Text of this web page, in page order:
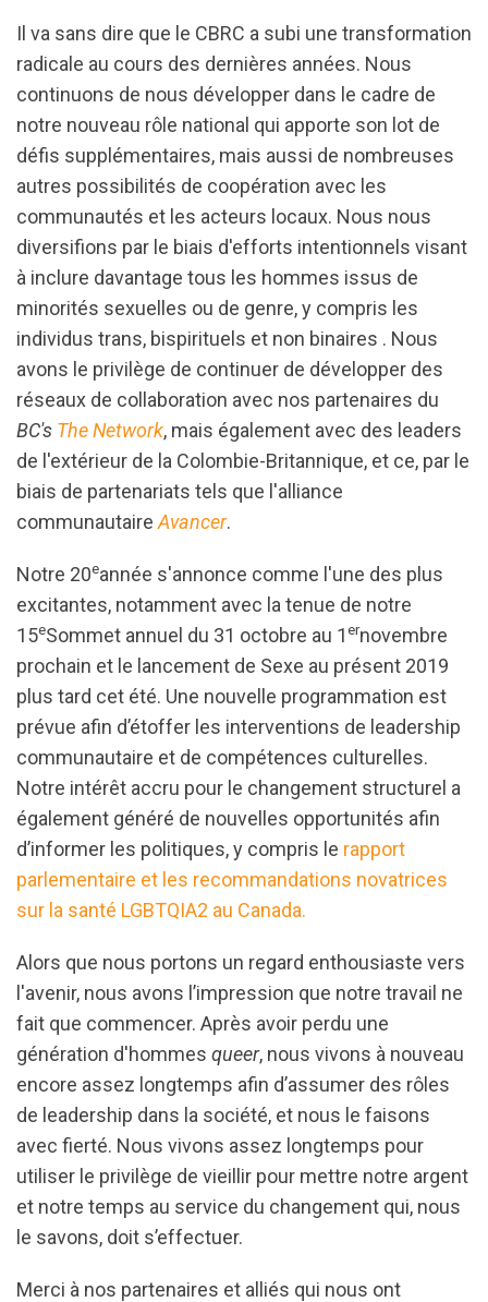
Il va sans dire que le CBRC a subi une transformation
radicale au cours des dernières années. Nous
continuons de nous développer dans le cadre de
notre nouveau rôle national qui apporte son lot de
défis supplémentaires, mais aussi de nombreuses
autres possibilités de coopération avec les
communautés et les acteurs locaux. Nous nous
diversifions par le biais d'efforts intentionnels visant
à inclure davantage tous les hommes issus de
minorités sexuelles ou de genre, y compris les
individus trans, bispirituels et non binaires . Nous
avons le privilège de continuer de développer des
réseaux de collaboration avec nos partenaires du
BC's The Network, mais également avec des leaders
de l'extérieur de la Colombie-Britannique, et ce, par le
biais de partenariats tels que l'alliance
communautaire Avancer.
Notre 20eannée s'annonce comme l'une des plus
excitantes, notamment avec la tenue de notre
15eSommet annuel du 31 octobre au 1ernovembre
prochain et le lancement de Sexe au présent 2019
plus tard cet été. Une nouvelle programmation est
prévue afin d’étoffer les interventions de leadership
communautaire et de compétences culturelles.
Notre intérêt accru pour le changement structurel a
également généré de nouvelles opportunités afin
d’informer les politiques, y compris le rapport
parlementaire et les recommandations novatrices
sur la santé LGBTQIA2 au Canada.
Alors que nous portons un regard enthousiaste vers
l'avenir, nous avons l’impression que notre travail ne
fait que commencer. Après avoir perdu une
génération d'hommes queer, nous vivons à nouveau
encore assez longtemps afin d’assumer des rôles
de leadership dans la société, et nous le faisons
avec fierté. Nous vivons assez longtemps pour
utiliser le privilège de vieillir pour mettre notre argent
et notre temps au service du changement qui, nous
le savons, doit s’effectuer.
Merci à nos partenaires et alliés qui nous ont